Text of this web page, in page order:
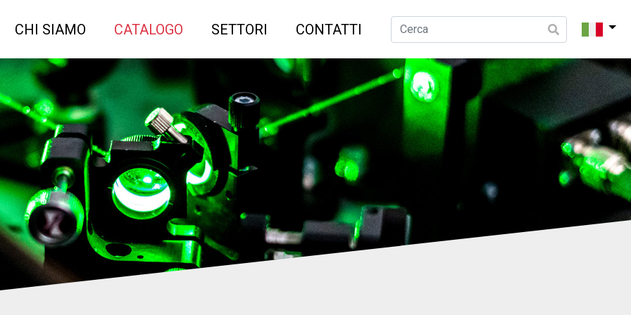
CHI SIAMO CATALOGO SETTORI CONTATTI